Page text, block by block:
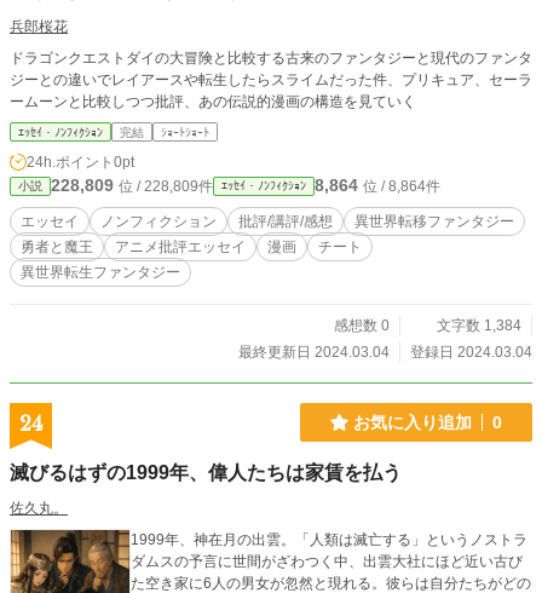
兵郎桜花
ドラゴンクエストダイの大冒険と比較する古来のファンタジーと現代のファンタ
ジーとの違いでレイアースや転生したらスライムだった件、プリキュア、セーラ
ームーンと比較しつつ批評、あの伝説的漫画の構造を見ていく
ｴｯｾｲ・ﾉﾝﾌｨｸｼｮﾝ 完結 ｼｮｰﾄｼｮｰﾄ
24h.ポイント 0pt
小説 228,809 位 / 228,809件 ｴｯｾｲ・ﾉﾝﾌｨｸｼｮﾝ 8,864 位 / 8,864件
エッセイ ノンフィクション 批評/講評/感想
異世界転移ファンタジー
勇者と魔王
アニメ批評エッセイ 漫画
チート
異世界転生ファンタジー
感想数 0
文字数 1,384
最終更新日 2024.03.04
登録日 2024.03.04
24 お気に入り追加 0
滅びるはずの1999年、偉人たちは家賃を払う
佐久丸。
1999年、神在月の出雲。「人類は滅亡する」というノストラ
ダムスの予言に世間がざわつく中、出雲大社にほど近い古び
た空き家に6人の男女が忽然と現れる。彼らは自分たちがどの